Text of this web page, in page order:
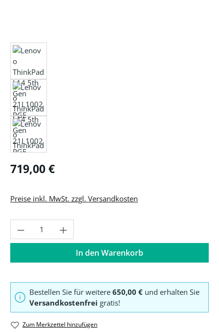
Regulärer Preis:
719,00 €
Preise inkl. MwSt. zzgl. Versandkosten
Produkt Anzahl: Gib den gewünschten
In den Warenkorb
Bestellen Sie für weitere 650,00 € und erhalten Sie
Versandkostenfrei gratis!
Zum Merkzettel hinzufügen